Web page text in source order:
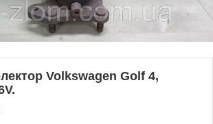
Volkswagen Golf 4,